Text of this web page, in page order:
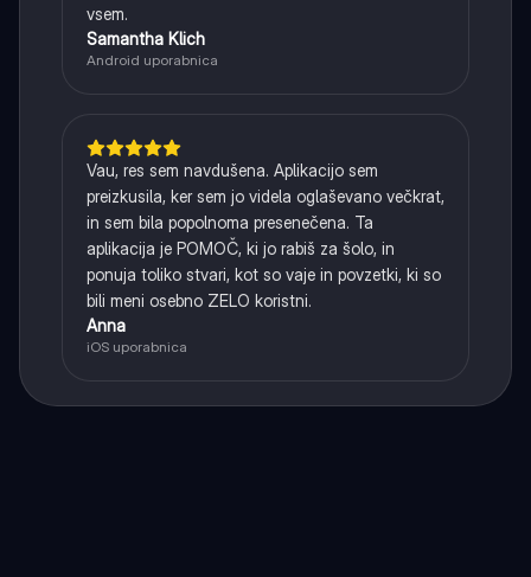
vsem.
Samantha Klich
Android uporabnica
Vau, res sem navdušena. Aplikacijo sem
preizkusila, ker sem jo videla oglaševano večkrat,
in sem bila popolnoma presenečena. Ta
aplikacija je POMOČ, ki jo rabiš za šolo, in
ponuja toliko stvari, kot so vaje in povzetki, ki so
bili meni osebno ZELO koristni.
Anna
iOS uporabnica